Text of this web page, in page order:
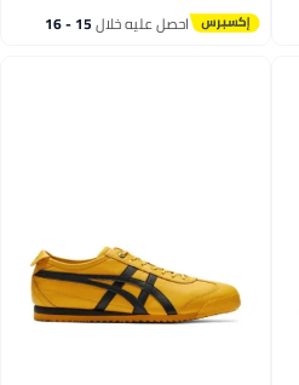
احصل عليه خلال 15 - 16
اغسطس